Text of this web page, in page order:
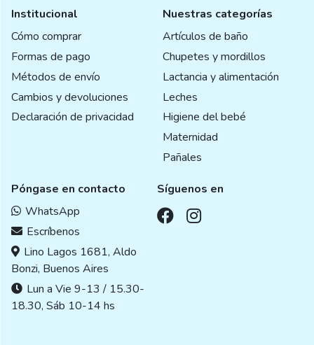
Institucional
Cómo comprar
Formas de pago
Métodos de envío
Cambios y devoluciones
Declaración de privacidad
Nuestras categorías
Artículos de baño
Chupetes y mordillos
Lactancia y alimentación
Leches
Higiene del bebé
Maternidad
Pañales
Póngase en contacto
WhatsApp
Escríbenos
Lino Lagos 1681, Aldo
Bonzi, Buenos Aires
Lun a Vie 9-13 / 15.30-
18.30, Sáb 10-14 hs
Síguenos en